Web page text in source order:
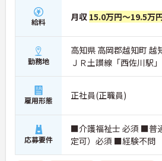
給料 月収 15.0万円～19.5万
勤務地
高知県 高岡郡越知町 越
ＪＲ土讃線「西佐川駅
雇用形態 正社員(正職員)
応募要件
■介護福祉士 必須 ■普
定可）必須 ■経験不問